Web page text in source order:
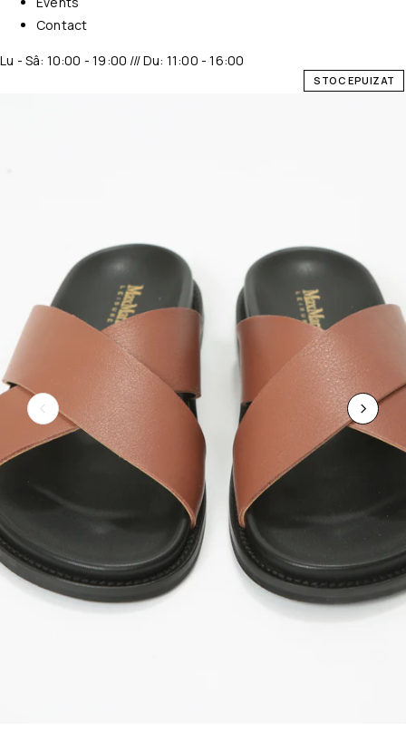
Contact
Lu - Sâ: 10:00 - 19:00 /// Du: 11:00 - 16:00
STOC EPUIZAT